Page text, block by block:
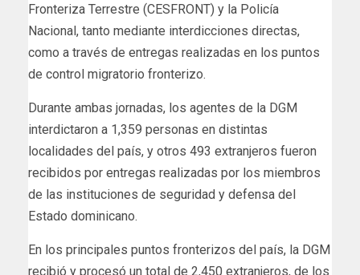
Fronteriza Terrestre (CESFRONT) y la Policía
Nacional, tanto mediante interdicciones directas,
como a través de entregas realizadas en los puntos
de control migratorio fronterizo.
Durante ambas jornadas, los agentes de la DGM
interdictaron a 1,359 personas en distintas
localidades del país, y otros 493 extranjeros fueron
recibidos por entregas realizadas por los miembros
de las instituciones de seguridad y defensa del
Estado dominicano.
En los principales puntos fronterizos del país, la DGM
recibió y procesó un total de 2,450 extranjeros, de los